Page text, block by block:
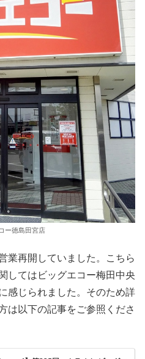
ー徳島田宮店
業再開していました。こちら
してはビッグエコー梅田中央
感じられました。そのため詳
は以下の記事をご参照くださ